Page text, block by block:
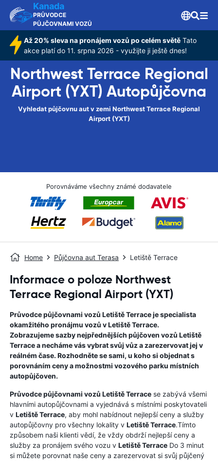
Kanada
PRŮVODCE
PŮJČOVNAMI VOZŮ
Až 20% sleva na pronájem vozů po celém světě Tato
akce platí do 11. srpna 2026 - využijte ji ještě dnes!
Northwest Terrace Regional
Airport (YXT) Autopůjčovna
Vyhledat půjčovnu aut v zemi Northwest Terrace Regional
Airport (YXT)
Porovnáváme všechny známé dodavatele
Home Půjčovna aut Terasa Letiště Terrace
Informace o poloze Northwest
Terrace Regional Airport (YXT)
Průvodce půjčovnami vozů Letiště Terraceje specialista
okamžitého pronájmu vozů vLetiště Terrace.
Zobrazujeme sazby nejpřednějších půjčoven vozů Letiště
Terracea necháme vás vybrat svůj vůz a zarezervovat jej v
reálném čase. Rozhodněte se sami, u koho si objednat s
porovnáním ceny a možnostmi vozového parku místních
autopůjčoven.
Průvodce půjčovnami vozů Letiště Terrace se zabývá všemi
hlavními autopůjčovnami a vyjednává s místními poskytovateli
v Letiště Terrace, aby mohl nabídnout nejlepší ceny a služby
autopůjčovny pro všechny lokality v Letiště Terrace.Tímto
způsobem naši klienti vědí, že vždy obdrží nejlepší ceny a
služby za pronájem svého vozu v Letiště Terrace Do 3 minut
si můžete porovnat naše ceny a zarezervovat si svůj půjčený